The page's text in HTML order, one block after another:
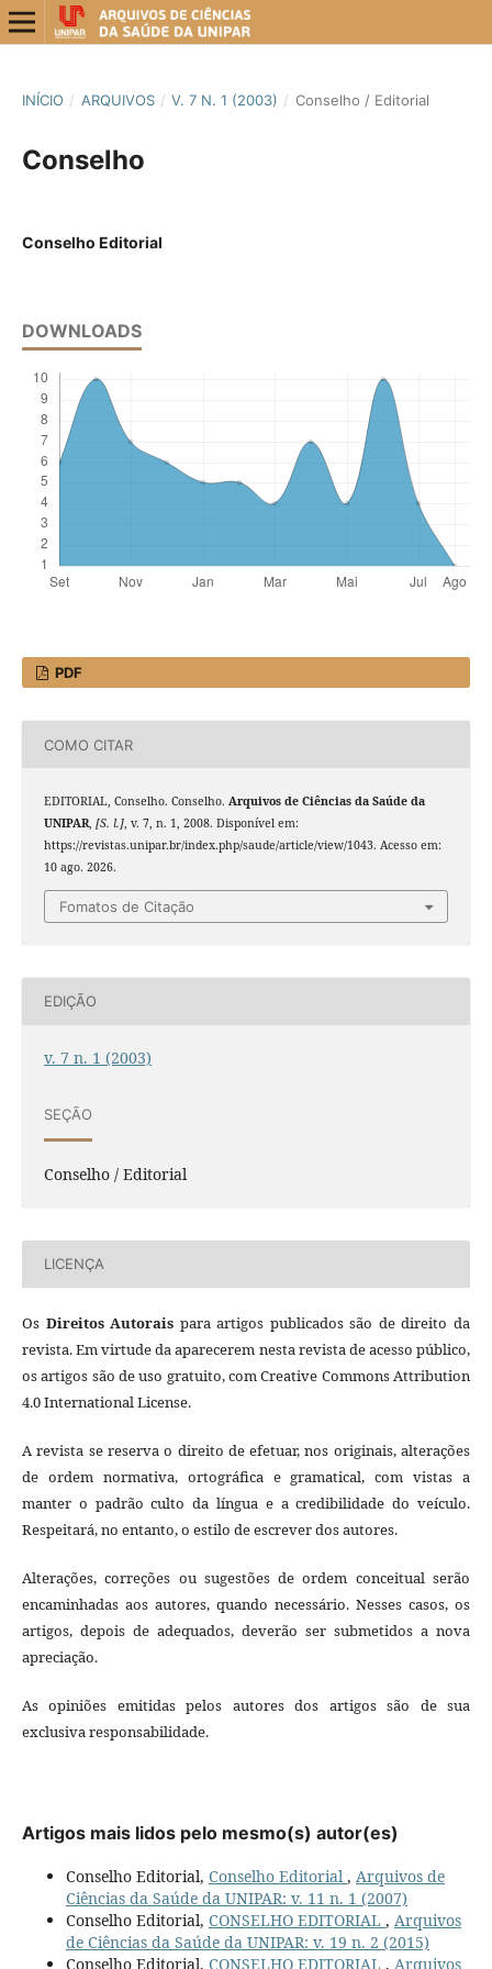
INÍCIO / ARQUIVOS / V. 7 N. 1 (2003) / Conselho / Editorial
Conselho
Conselho Editorial
DOWNLOADS
PDF
COMO CITAR
EDITORIAL, Conselho. Conselho. Arquivos de Ciências da Saúde da
UNIPAR, [S. l.], v. 7, n. 1, 2008. Disponível em:
https://revistas.unipar.br/index.php/saude/article/view/1043. Acesso em:
10 ago. 2026.
Fomatos de Citação
EDIÇÃO
v. 7 n. 1 (2003)
SEÇÃO
Conselho / Editorial
LICENÇA
Os Direitos Autorais para artigos publicados são de direito da
revista. Em virtude da aparecerem nesta revista de acesso público,
os artigos são de uso gratuito, com Creative Commons Attribution
4.0 International License.
A revista se reserva o direito de efetuar, nos originais, alterações
de ordem normativa, ortográfica e gramatical, com vistas a
manter o padrão culto da língua e a credibilidade do veículo.
Respeitará, no entanto, o estilo de escrever dos autores.
Alterações, correções ou sugestões de ordem conceitual serão
encaminhadas aos autores, quando necessário. Nesses casos, os
artigos, depois de adequados, deverão ser submetidos a nova
apreciação.
As opiniões emitidas pelos autores dos artigos são de sua
exclusiva responsabilidade.
Artigos mais lidos pelo mesmo(s) autor(es)
Conselho Editorial, Conselho Editorial , Arquivos de
Ciências da Saúde da UNIPAR: v. 11 n. 1 (2007)
Conselho Editorial, CONSELHO EDITORIAL , Arquivos
de Ciências da Saúde da UNIPAR: v. 19 n. 2 (2015)
Conselho Editorial, CONSELHO EDITORIAL , Arquivos